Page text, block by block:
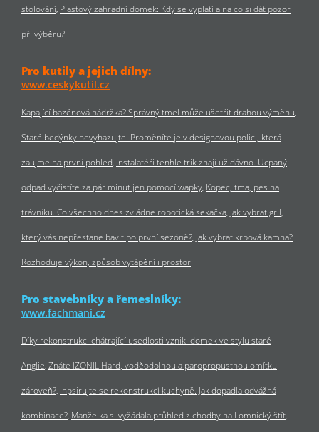
stolování Plastový zahradní domek: Kdy se vyplatí a na co si dát pozor
při výběru?
Pro kutily a jejich dílny:
www.ceskykutil.cz
Kapající bazénová nádržka? Správný tmel může ušetřit drahou výměnu
Staré bedýnky nevyhazujte. Proměníte je v designovou polici, která
zaujme na první pohled Instalatéři tenhle trik znají už dávno. Ucpaný
odpad vyčistíte za pár minut jen pomocí wapky Kopec, tma, pes na
trávníku. Co všechno dnes zvládne robotická sekačka Jak vybrat gril,
který vás nepřestane bavit po první sezóně? Jak vybrat krbová kamna?
Rozhoduje výkon, způsob vytápění i prostor
Pro stavebníky a řemeslníky:
www.fachmani.cz
Díky rekonstrukci chátrající usedlosti vznikl domek ve stylu staré
Anglie Znáte IZONIL Hard, voděodolnou a paropropustnou omítku
zároveň? Inpsirujte se rekonstrukcí kuchyně. Jak dopadla odvážná
kombinace? Manželka si vyžádala průhled z chodby na Lomnický štít